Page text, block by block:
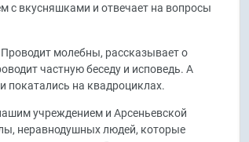
с вкусняшками и отвечает на вопросы
молебны, рассказывает о
частную беседу и исповедь. А
покатались на квадроциклах.
учреждением и Арсеньевской
неравнодушных людей, которые